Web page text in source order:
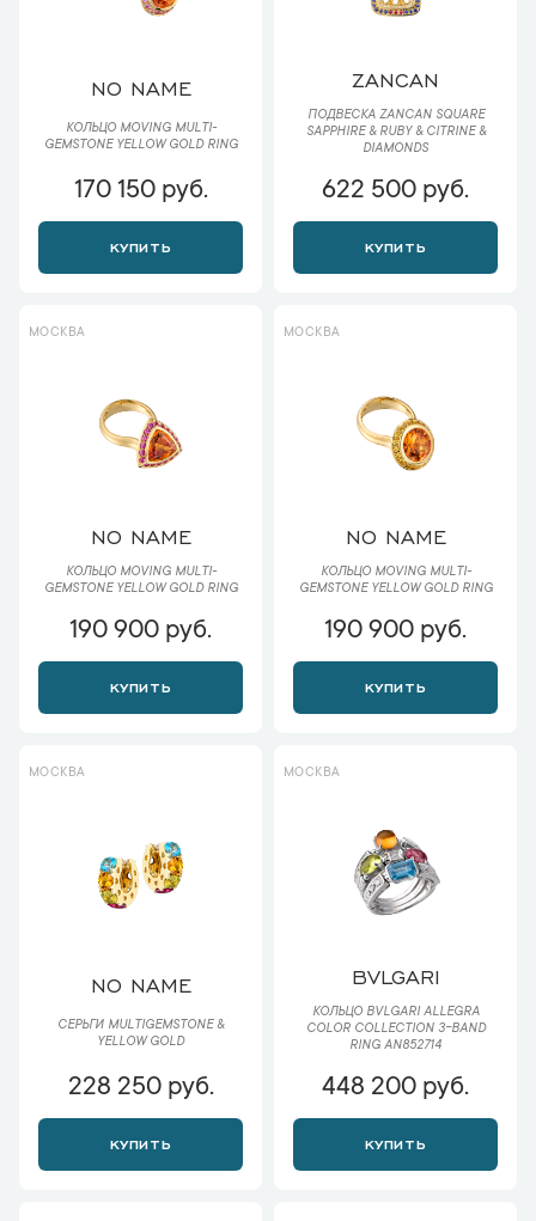
NO NAME
КОЛЬЦО MOVING MULTI-
GEMSTONE YELLOW GOLD RING
170 150 руб.
КУПИТЬ
ZANCAN
ПОДВЕСКА ZANCAN SQUARE
SAPPHIRE & RUBY & CITRINE &
DIAMONDS
622 500 руб.
КУПИТЬ
МОСКВА
NO NAME
КОЛЬЦО MOVING MULTI-
GEMSTONE YELLOW GOLD RING
190 900 руб.
КУПИТЬ
МОСКВА
NO NAME
КОЛЬЦО MOVING MULTI-
GEMSTONE YELLOW GOLD RING
190 900 руб.
КУПИТЬ
МОСКВА
NO NAME
СЕРЬГИ MULTIGEMSTONE &
YELLOW GOLD
228 250 руб.
КУПИТЬ
МОСКВА
BVLGARI
КОЛЬЦО BVLGARI ALLEGRA
COLOR COLLECTION 3-BAND
RING AN852714
448 200 руб.
КУПИТЬ